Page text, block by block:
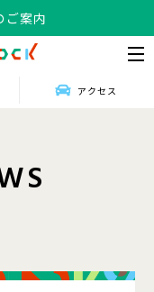
ご案内
アクセス
S